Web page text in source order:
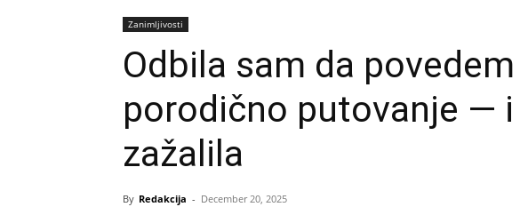
Zanimljivosti
Odbila sam da
porodično putovanje —
zažalila
By Redakcija - December 20, 2025